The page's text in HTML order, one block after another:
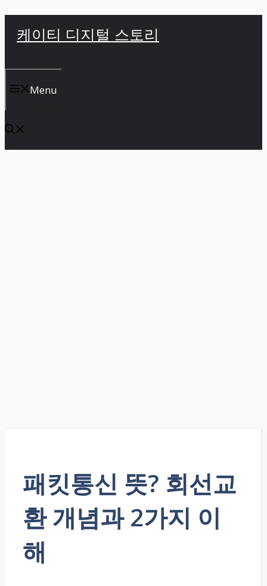
너
뛰
기
케이티 디지털 스토리
Menu
패킷통신 뜻? 회선교
환 개념과 2가지 이
해